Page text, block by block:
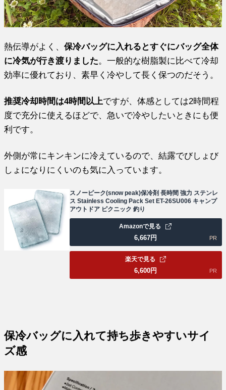
熱伝導がよく、保冷バッグに入れるとすぐにバッグ全体
に冷気が行き渡りました。一般的な樹脂製に比べて冷却
効率に優れており、素早く冷やして長く保つのだそう。
推奨冷却時間は4時間以上ですが、体感としては2時間程
度で充分に使えるほどで、急いで冷やしたいときにも便
利です。
外側が常にキンキンに冷えているので、結露でびしょび
しょになりにくいのも気に入っています。
スノーピーク(snow peak)保冷剤 長時間 強力 ステンレ
ス Stainless Cooling Pack Set ET-26SU006 キャンプ
アウトドア ピクニック 釣り
6,667円
Amazonで見る
PR
6,600円
楽天で見る
PR
保冷バッグに入れて持ち歩きやすいサイ
ズ感